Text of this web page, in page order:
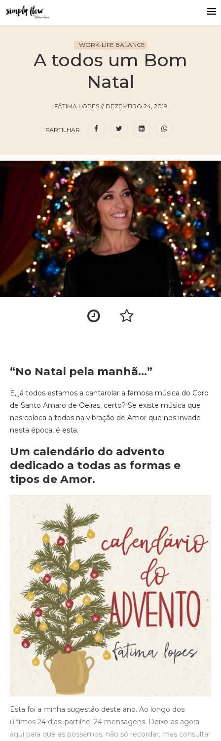
WORK-LIFE BALANCE
A todos um Bom
Natal
FÁTIMA LOPES// DEZEMBRO 24, 2019
PARTILHAR
“No Natal pela manhã…”
E, já todos estamos a cantarolar a famosa música do Coro
de Santo Amaro de Oeiras, certo? Se existe música que
nos coloca a todos na vibração de Amor que nos invade
nesta época, é esta.
Um calendário do advento
dedicado a todas as formas e
tipos de Amor.
Esta foi a minha sugestão deste ano. Ao longo dos
últimos 24 dias, partilhei 24 mensagens. Deixo-as agora
aqui para que as possamos, não só recordar, mas consultar